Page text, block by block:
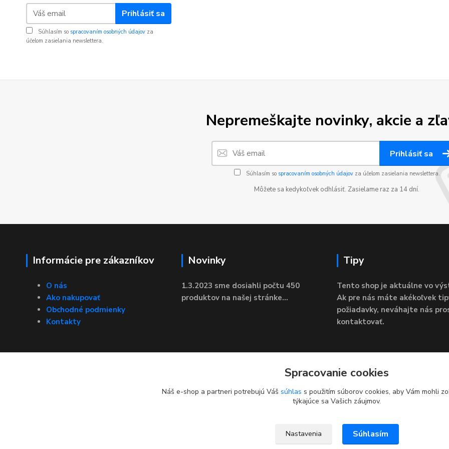
Prihlásiť sa
Súhlasím so spracovaním osobných údajov za
účelom zasielania newslettera.
Nepremeškajte novinky, akcie a
Prihlásiť sa
Súhlasím so spracovaním osobných údajovza účelom zasielania newslettera.
Môžete sa kedykoľvek odhlásiť. Zasielame raz za 14 dní.
Informácie pre zákazníkov
O nás
Ako nakupovať
Obchodné podmienky
Kontakty
Novinky
1.3.2023 sme dosiahli počtu 450
produktov na našej stránke...
Tipy
Tento shop je aktuálne vo
Ak pre nás máte akékoľvek
požiadavky, neváhajte nás
kontaktovať.
Spracovanie cookies
Náš e-shop a partneri potrebujú Váš súhlas s použitím súborov cookies, aby Vám mohli
týkajúce sa Vašich záujmov.
Nastavenia Súhlasím